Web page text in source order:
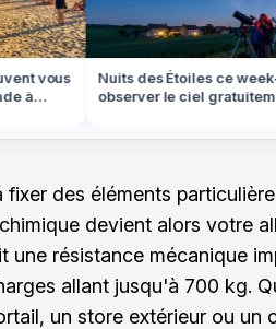
vous
à
Nuits des Étoiles ce week-
observer le ciel
fixer des éléments
devient alors votre
une résistance mécanique
allant jusqu'à 700 kg.
un store extérieur ou un